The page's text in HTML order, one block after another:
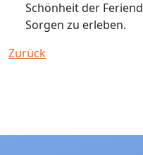
Schönheit der
Sorgen zu erleben.
Zurück